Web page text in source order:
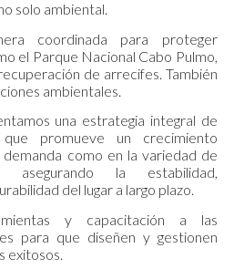
solo ambiental.
coordinada para proteger
el Parque Nacional Cabo Pulmo,
de arrecifes. También
ambientales.
una estrategia integral de
promueve un crecimiento
como en la variedad de
asegurando la estabilidad,
del lugar a largo plazo.
y capacitación a las
para que diseñen y gestionen
exitosos.